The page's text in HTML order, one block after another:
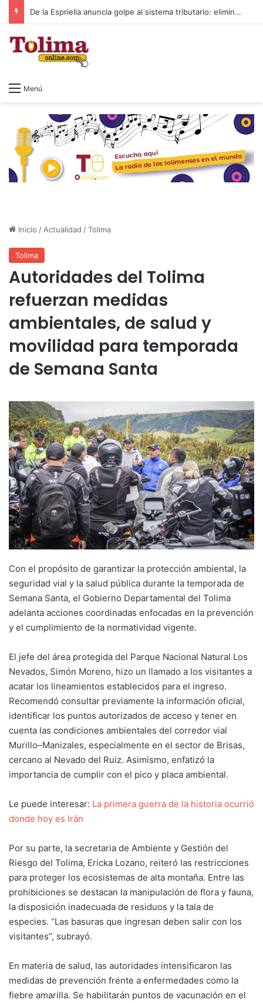
De la Espriella anuncia golpe al sistema tributario: eliminará el impuesto al patrimonio y el 4×1.000
Menú
Inicio / Actualidad /Tolima
Tolima
Autoridades del Tolima
refuerzan medidas
ambientales, de salud y
movilidad para temporada
de Semana Santa
Con el propósito de garantizar la protección ambiental, la
seguridad vial y la salud pública durante la temporada de
Semana Santa, el Gobierno Departamental del Tolima
adelanta acciones coordinadas enfocadas en la prevención
y el cumplimiento de la normatividad vigente.
El jefe del área protegida del Parque Nacional Natural Los
Nevados, Simón Moreno, hizo un llamado a los visitantes a
acatar los lineamientos establecidos para el ingreso.
Recomendó consultar previamente la información oficial,
identificar los puntos autorizados de acceso y tener en
cuenta las condiciones ambientales del corredor vial
Murillo–Manizales, especialmente en el sector de Brisas,
cercano al Nevado del Ruiz. Asimismo, enfatizó la
importancia de cumplir con el pico y placa ambiental.
Le puede interesar: La primera guerra de la historia ocurrió
donde hoy es Irán
Por su parte, la secretaria de Ambiente y Gestión del
Riesgo del Tolima, Ericka Lozano, reiteró las restricciones
para proteger los ecosistemas de alta montaña. Entre las
prohibiciones se destacan la manipulación de flora y fauna,
la disposición inadecuada de residuos y la tala de
especies. “Las basuras que ingresan deben salir con los
visitantes”, subrayó.
En materia de salud, las autoridades intensificaron las
medidas de prevención frente a enfermedades como la
fiebre amarilla. Se habilitarán puntos de vacunación en el